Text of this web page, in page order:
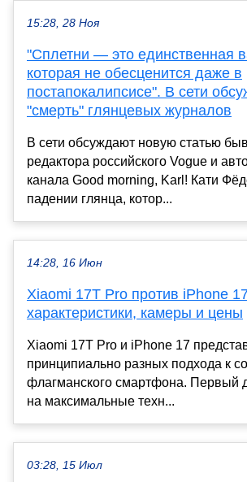
15:28, 28 Ноя
"Сплетни — это единственная
которая не обесценится даже в
постапокалипсисе". В сети
"смерть" глянцевых журналов
В сети обсуждают новую статью
редактора российского Vogue и
канала Good morning, Karl! Кати
падении глянца, котор...
14:28, 16 Июн
Xiaomi 17T Pro против iPhone
характеристики, камеры и цены
Xiaomi 17T Pro и iPhone 17
принципиально разных подхода к
флагманского смартфона. Первый
на максимальные техн...
03:28, 15 Июл